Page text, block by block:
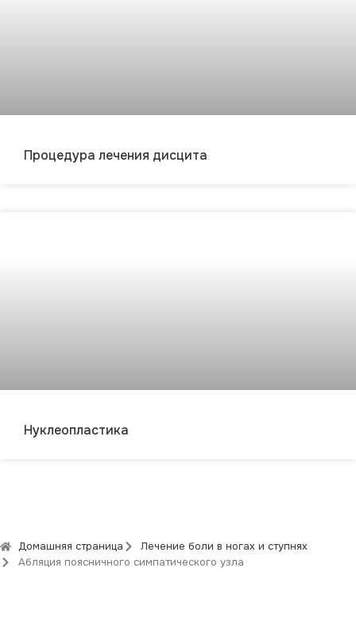
Процедура лечения дисцита
Нуклеопластика
Домашняя страница
Лечение боли в ногах и ступнях
Абляция поясничного симпатического узла